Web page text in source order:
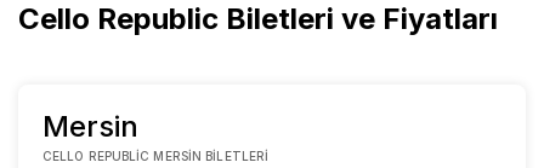
Cello Republic Biletleri ve Fiyatları
Mersin
CELLO REPUBLIC MERSIN BILETLERI